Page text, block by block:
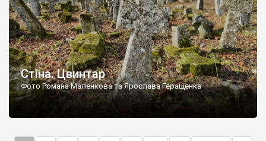
Стіна. Цвинтар
Фото Романа Маленкова та Ярослава Геращенка